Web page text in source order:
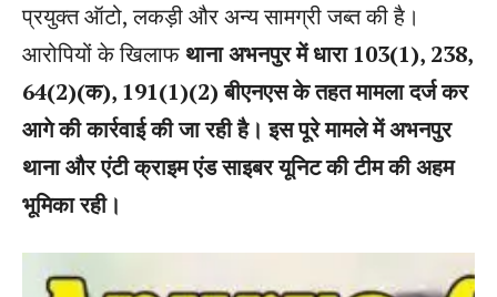
प्रयुक्त ऑटो, लकड़ी और अन्य सामग्री जब्त की है।
आरोपियों के खिलाफ थाना अभनपुर में धारा 103(1), 238,
64(2)(क), 191(1)(2) बीएनएस के तहत मामला दर्ज कर
आगे की कार्रवाई की जा रही है। इस पूरे मामले में अभनपुर
थाना और एंटी क्राइम एंड साइबर यूनिट की टीम की अहम
भूमिका रही।